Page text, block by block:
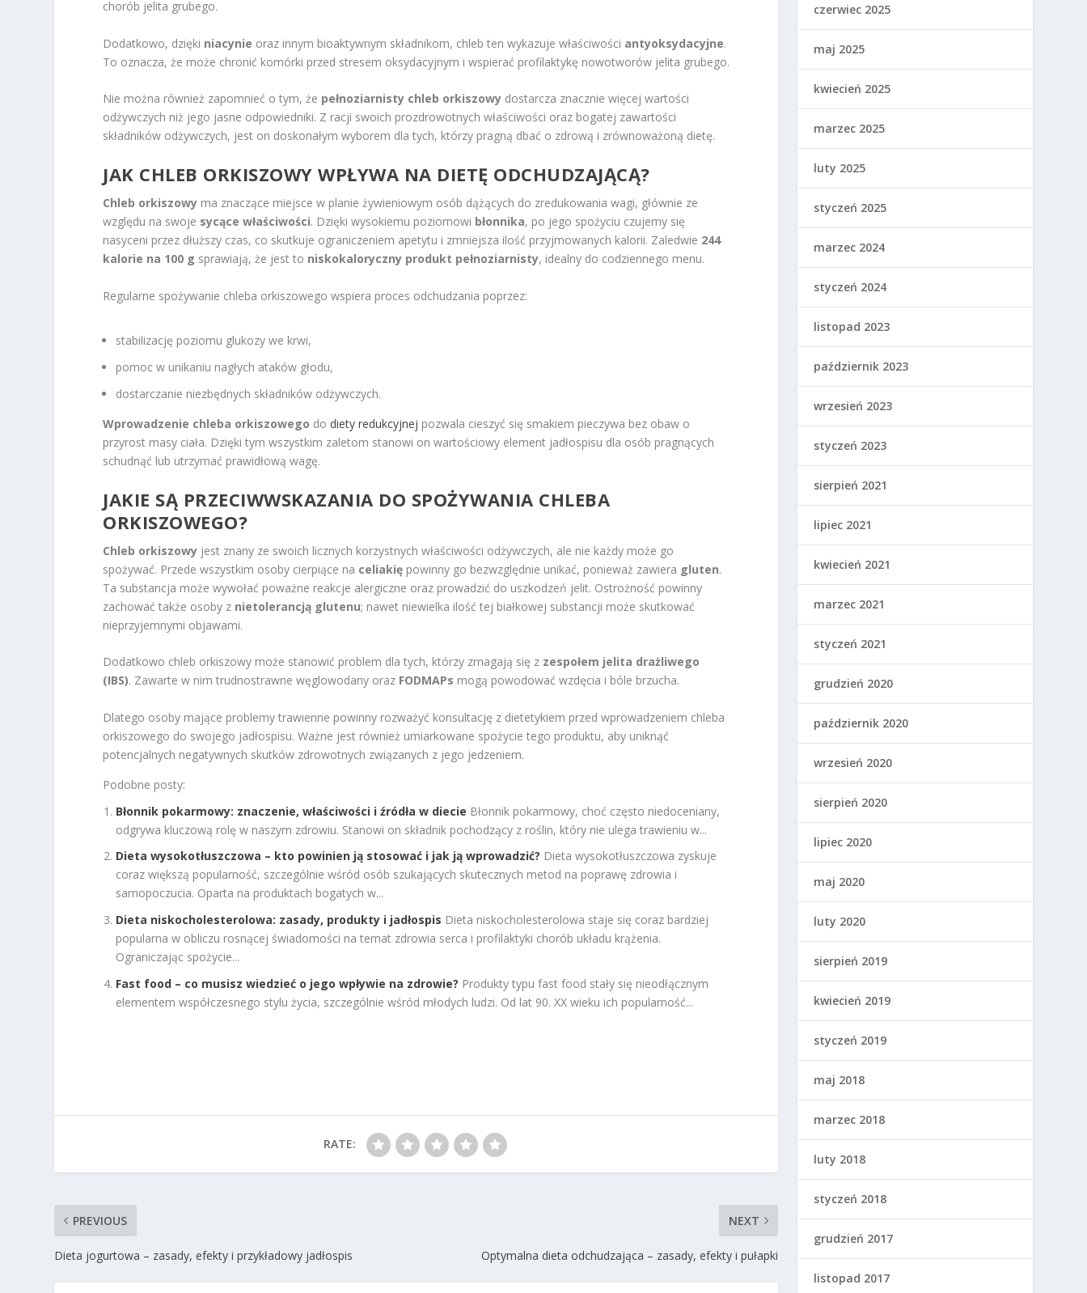
chorób jelita grubego.
Dodatkowo, dzięki niacynie oraz innym bioaktywnym składnikom, chleb ten wykazuje właściwości antyoksydacyjne.
To oznacza, że może chronić komórki przed stresem oksydacyjnym i wspierać profilaktykę nowotworów jelita grubego.
Nie można również zapomnieć o tym, że pełnoziarnisty chleb orkiszowy dostarcza znacznie więcej wartości
odżywczych niż jego jasne odpowiedniki. Z racji swoich prozdrowotnych właściwości oraz bogatej zawartości
składników odżywczych, jest on doskonałym wyborem dla tych, którzy pragną dbać o zdrową i zrównoważoną dietę.
JAK CHLEB ORKISZOWY WPŁYWA NA DIETĘ ODCHUDZAJĄCĄ?
Chleb orkiszowy ma znaczące miejsce w planie żywieniowym osób dążących do zredukowania wagi, głównie ze
względu na swoje sycące właściwości. Dzięki wysokiemu poziomowi błonnika, po jego spożyciu czujemy się
nasyceni przez dłuższy czas, co skutkuje ograniczeniem apetytu i zmniejsza ilość przyjmowanych kalorii. Zaledwie 244
kalorie na 100 g sprawiają, że jest to niskokaloryczny produkt pełnoziarnisty, idealny do codziennego menu.
Regularne spożywanie chleba orkiszowego wspiera proces odchudzania poprzez:
stabilizację poziomu glukozy we krwi,
pomoc w unikaniu nagłych ataków głodu,
dostarczanie niezbędnych składników odżywczych.
Wprowadzenie chleba orkiszowego do diety redukcyjnej pozwala cieszyć się smakiem pieczywa bez obaw o
przyrost masy ciała. Dzięki tym wszystkim zaletom stanowi on wartościowy element jadłospisu dla osób pragnących
schudnąć lub utrzymać prawidłową wagę.
JAKIE SĄ PRZECIWWSKAZANIA DO SPOŻYWANIA CHLEBA
ORKISZOWEGO?
Chleb orkiszowy jest znany ze swoich licznych korzystnych właściwości odżywczych, ale nie każdy może go
spożywać. Przede wszystkim osoby cierpiące na celiakię powinny go bezwzględnie unikać, ponieważ zawiera gluten.
Ta substancja może wywołać poważne reakcje alergiczne oraz prowadzić do uszkodzeń jelit. Ostrożność powinny
zachować także osoby z nietolerancją glutenu; nawet niewielka ilość tej białkowej substancji może skutkować
nieprzyjemnymi objawami.
Dodatkowo chleb orkiszowy może stanowić problem dla tych, którzy zmagają się z zespołem jelita drażliwego
(IBS). Zawarte w nim trudnostrawne węglowodany oraz FODMAPs mogą powodować wzdęcia i bóle brzucha.
Dlatego osoby mające problemy trawienne powinny rozważyć konsultację z dietetykiem przed wprowadzeniem chleba
orkiszowego do swojego jadłospisu. Ważne jest również umiarkowane spożycie tego produktu, aby uniknąć
potencjalnych negatywnych skutków zdrowotnych związanych z jego jedzeniem.
Podobne posty:
Błonnik pokarmowy: znaczenie, właściwości i źródła w diecie Błonnik pokarmowy, choć często niedoceniany,
odgrywa kluczową rolę w naszym zdrowiu. Stanowi on składnik pochodzący z roślin, który nie ulega trawieniu w...
Dieta wysokotłuszczowa – kto powinien ją stosować i jak ją wprowadzić? Dieta wysokotłuszczowa zyskuje
coraz większą popularność, szczególnie wśród osób szukających skutecznych metod na poprawę zdrowia i
samopoczucia. Oparta na produktach bogatych w...
Dieta niskocholesterolowa: zasady, produkty i jadłospis Dieta niskocholesterolowa staje się coraz bardziej
popularna w obliczu rosnącej świadomości na temat zdrowia serca i profilaktyki chorób układu krążenia.
Ograniczając spożycie...
Fast food – co musisz wiedzieć o jego wpływie na zdrowie? Produkty typu fast food stały się nieodłącznym
elementem współczesnego stylu życia, szczególnie wśród młodych ludzi. Od lat 90. XX wieku ich popularność...
RATE:
PREVIOUS
Dieta jogurtowa – zasady, efekty i przykładowy jadłospis
NEXT
Optymalna dieta odchudzająca – zasady, efekty i pułapki
czerwiec 2025
maj 2025
kwiecień 2025
marzec 2025
luty 2025
styczeń 2025
marzec 2024
styczeń 2024
listopad 2023
październik 2023
wrzesień 2023
styczeń 2023
sierpień 2021
lipiec 2021
kwiecień 2021
marzec 2021
styczeń 2021
grudzień 2020
październik 2020
wrzesień 2020
sierpień 2020
lipiec 2020
maj 2020
luty 2020
sierpień 2019
kwiecień 2019
styczeń 2019
maj 2018
marzec 2018
luty 2018
styczeń 2018
grudzień 2017
listopad 2017